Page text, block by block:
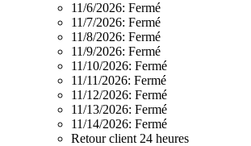
11/6/2026: Fermé
11/7/2026: Fermé
11/8/2026: Fermé
11/9/2026: Fermé
11/10/2026: Fermé
11/11/2026: Fermé
11/12/2026: Fermé
11/13/2026: Fermé
11/14/2026: Fermé
Retour client 24 heures